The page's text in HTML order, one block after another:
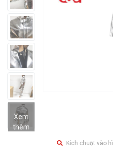
Xem
thêm
Kích chuột vào